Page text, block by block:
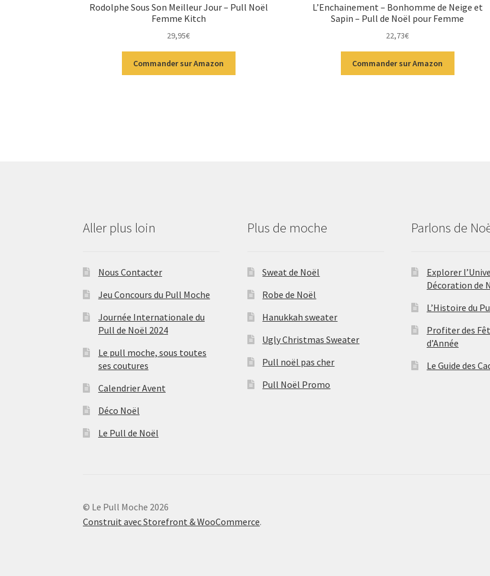
Rodolphe Sous Son Meilleur Jour – Pull Noël
Femme Kitch
29,95€
Commander sur Amazon
L’Enchainement – Bonhomme de Neige et
Sapin – Pull de Noël pour Femme
22,73€
Commander sur Amazon
Aller plus loin
Nous Contacter
Jeu Concours du Pull Moche
Journée Internationale du
Pull de Noël 2024
Le pull moche, sous toutes
ses coutures
Calendrier Avent
Déco Noël
Le Pull de Noël
Plus de moche
Sweat de Noël
Robe de Noël
Hanukkah sweater
Ugly Christmas Sweater
Pull noël pas cher
Pull Noël Promo
Parlons de
Explorer
Décoration de
L’Histoire du
Profiter des
d’Année
Le Guide des
© Le Pull Moche 2026
Construit avec Storefront & WooCommerce.